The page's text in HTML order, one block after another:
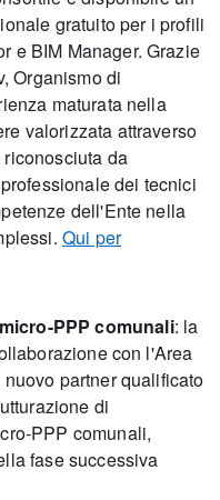
gratuito per i profili
e BIM Manager. Grazie
Organismo di
maturata nella
valorizzata attraverso
da
dei tecnici
dell'Ente nella
Qui per
PPP comunali: la
con l'Area
partner qualificato
di
PPP comunali,
fase successiva